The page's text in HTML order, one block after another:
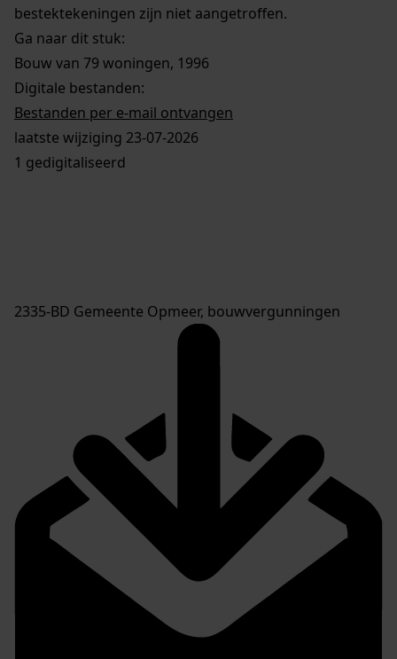
bestektekeningen zijn niet aangetroffen.
Ga naar dit stuk:
Bouw van 79 woningen, 1996
Digitale bestanden:
Bestanden per e-mail ontvangen
laatste wijziging 23-07-2026
1 gedigitaliseerd
2335-BD Gemeente Opmeer, bouwvergunningen